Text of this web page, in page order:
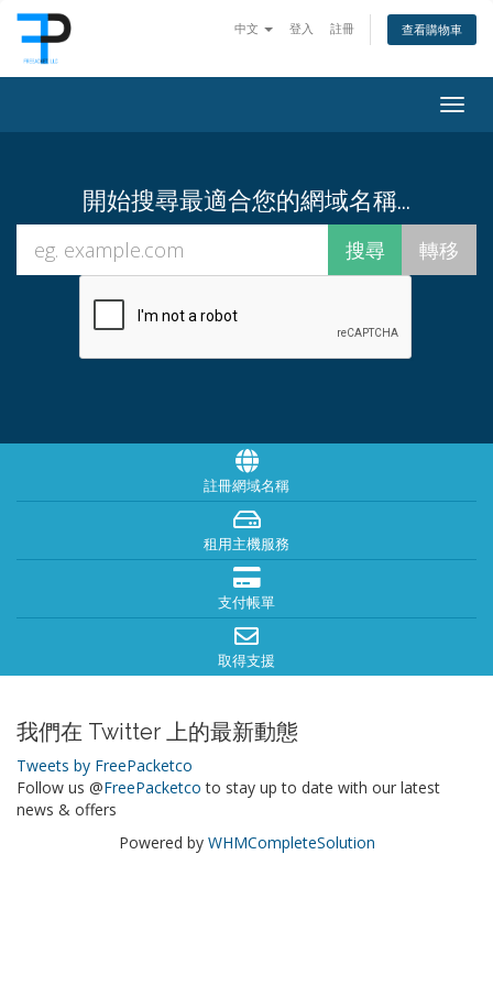
中文 登入 註冊 查看購物車
開始搜尋最適合您的網域名稱...
註冊網域名稱
租用主機服務
支付帳單
取得支援
我們在 Twitter 上的最新動態
Tweets by FreePacketco
Follow us @FreePacketco to stay up to date with our latest
news & offers
Powered by WHMCompleteSolution